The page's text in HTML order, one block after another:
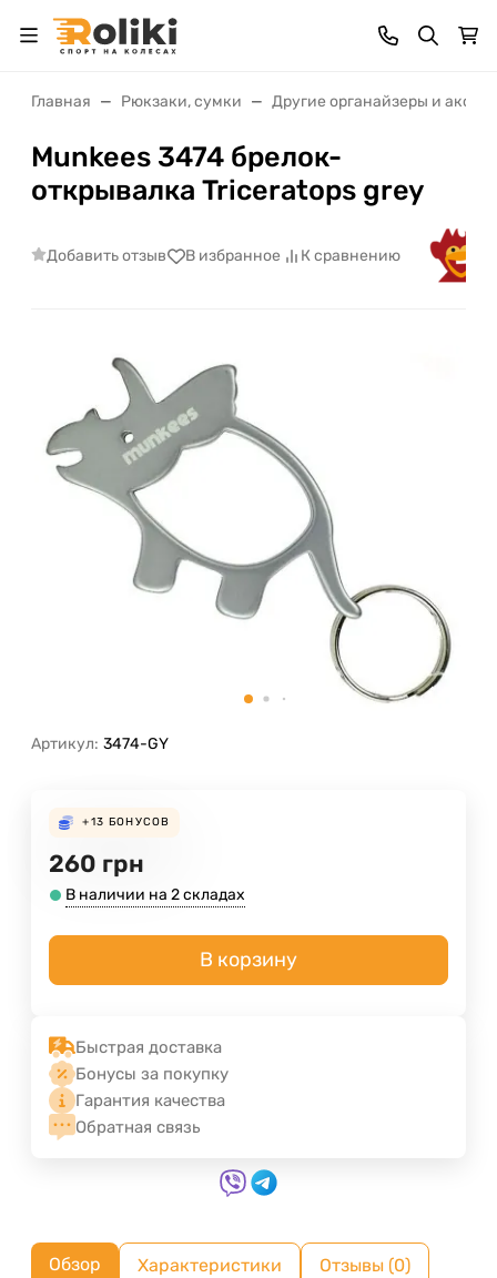
Главная Рюкзаки, сумки Другие органайзеры и
Munkees 3474 брелок-
открывалка Triceratops grey
Добавить отзыв В избранное К сравнению
Артикул: 3474-GY
+13 БОНУСОВ
260 грн
В наличии на 2 складах
В корзину
Быстрая доставка
Бонусы за покупку
Гарантия качества
Обратная связь
Обзор Характеристики Отзывы (0)